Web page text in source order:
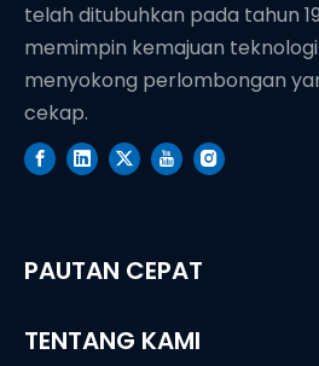
telah ditubuhkan pada tahun
memimpin kemajuan
menyokong perlombongan
cekap.
PAUTAN CEPAT
TENTANG KAMI